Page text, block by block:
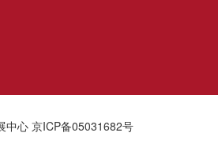
中心 京ICP备05031682号